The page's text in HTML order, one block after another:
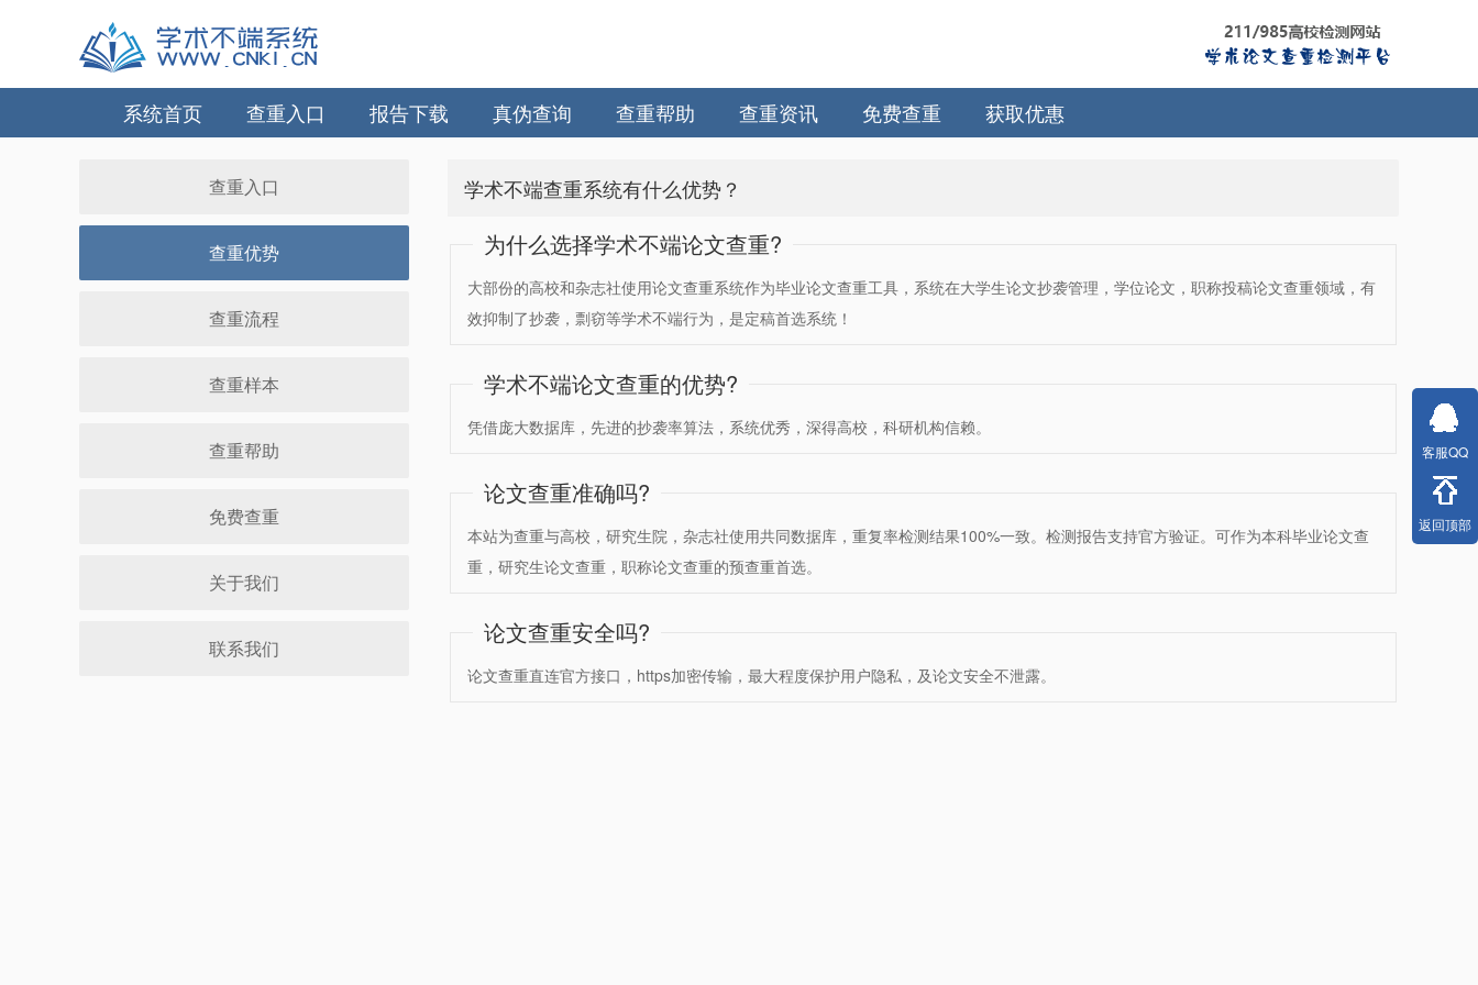
系统首页 查重入口 报告下载 真伪查询 查重帮助 查重资讯 免费查重 获取优惠
查重入口
查重优势
查重流程
查重样本
查重帮助
免费查重
关于我们
联系我们
学术不端查重系统有什么优势？
为什么选择学术不端论文查重?
大部份的高校和杂志社使用论文查重系统作为毕业论文查重工具，系统在大学生论文抄袭管理，学位论文，职称投稿论文查重领域，有
效抑制了抄袭，剽窃等学术不端行为，是定稿首选系统！
学术不端论文查重的优势?
凭借庞大数据库，先进的抄袭率算法，系统优秀，深得高校，科研机构信赖。
论文查重准确吗?
本站为查重与高校，研究生院，杂志社使用共同数据库，重复率检测结果100%一致。检测报告支持官方验证。可作为本科毕业论文查
重，研究生论文查重，职称论文查重的预查重首选。
论文查重安全吗?
论文查重直连官方接口，https加密传输，最大程度保护用户隐私，及论文安全不泄露。
客服QQ
返回顶部